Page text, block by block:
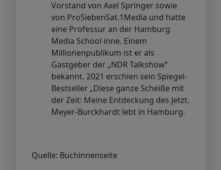
Vorstand von Axel Springer sowie
von ProSiebenSat.1Media und hatte
eine Professur an der Hamburg
Media School inne. Einem
Millionenpublikum ist er als
Gastgeber der „NDR Talkshow“
bekannt. 2021 erschien sein Spiegel-
Bestseller „Diese ganze Scheiße mit
der Zeit: Meine Entdeckung des Jetzt.
Meyer-Burckhardt lebt in Hamburg.
Quelle: Buchinnenseite